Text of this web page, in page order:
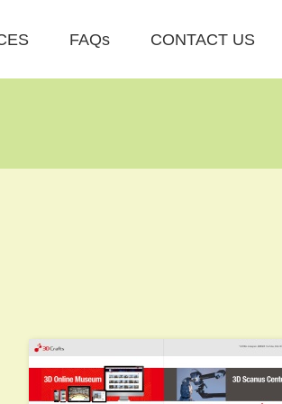
FAQs CONTACT US